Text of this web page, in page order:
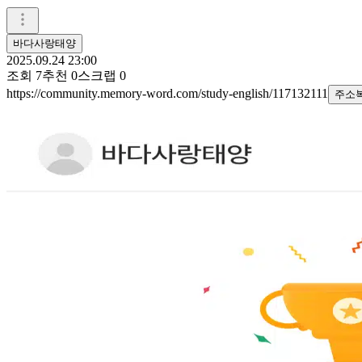
바다사랑태양
2025.09.24 23:00
조회 7추천 0스크랩 0
https://community.memory-word.com/study-english/117132111
주소